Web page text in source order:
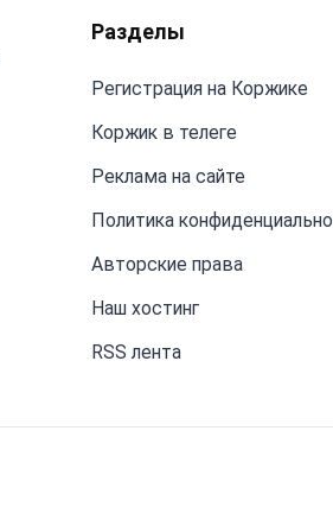
Разделы
Регистрация на Коржике
Коржик в телеге
Реклама на сайте
Политика
Авторские права
Наш хостинг
RSS лента